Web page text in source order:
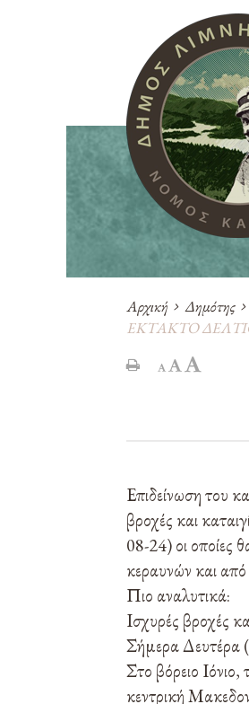
Αρχική Δημότης
ΕΚΤΑΚΤΟ
Επιδείνωση του
βροχές και
08-24) οι οποίες
κεραυνών και
Πιο αναλυτικά:
Ισχυρές βροχές
Σήμερα Δευτέρα
Στο βόρειο
κεντρική